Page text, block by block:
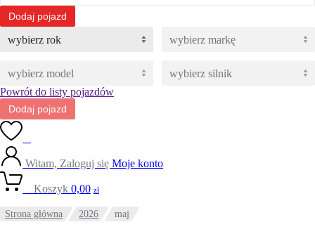
Dodaj pojazd
Powrót do listy pojazdów
Dodaj pojazd
Witam, Zaloguj się Moje konto
Koszyk 0,00 zł
Strona główna 2026 maj